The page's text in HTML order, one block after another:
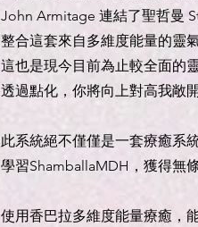
John Armitage 連結了聖哲曼
整合這套來自多維度能量的靈氣
這也是現今目前為止較全面的靈
透過點化，你將向上對高我敞
此系統絕不僅僅是一套療癒系
學習ShamballaMDH，獲得無
使用香巴拉多維度能量療癒，